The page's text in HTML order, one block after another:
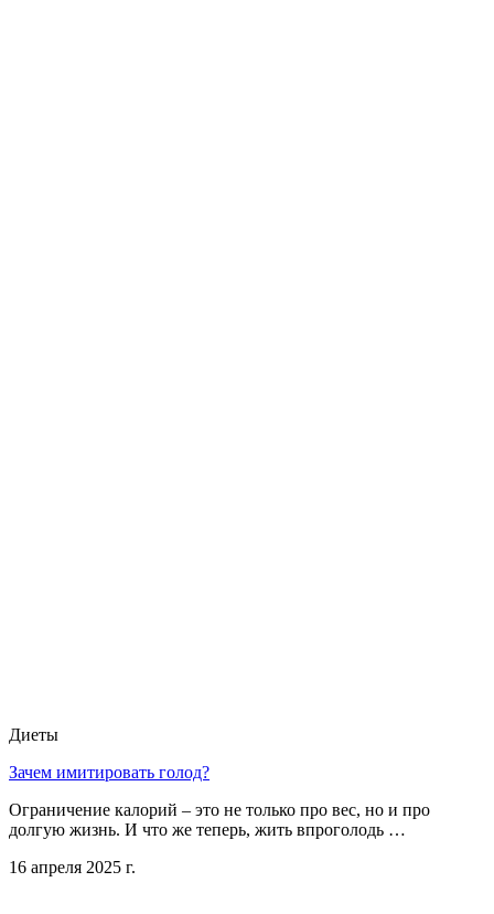
Диеты
Зачем имитировать голод?
Ограничение калорий – это не только про вес, но и про
долгую жизнь. И что же теперь, жить впроголодь …
16 апреля 2025 г.